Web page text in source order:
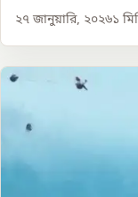
২৭ জানুয়ারি, ২০২৬১